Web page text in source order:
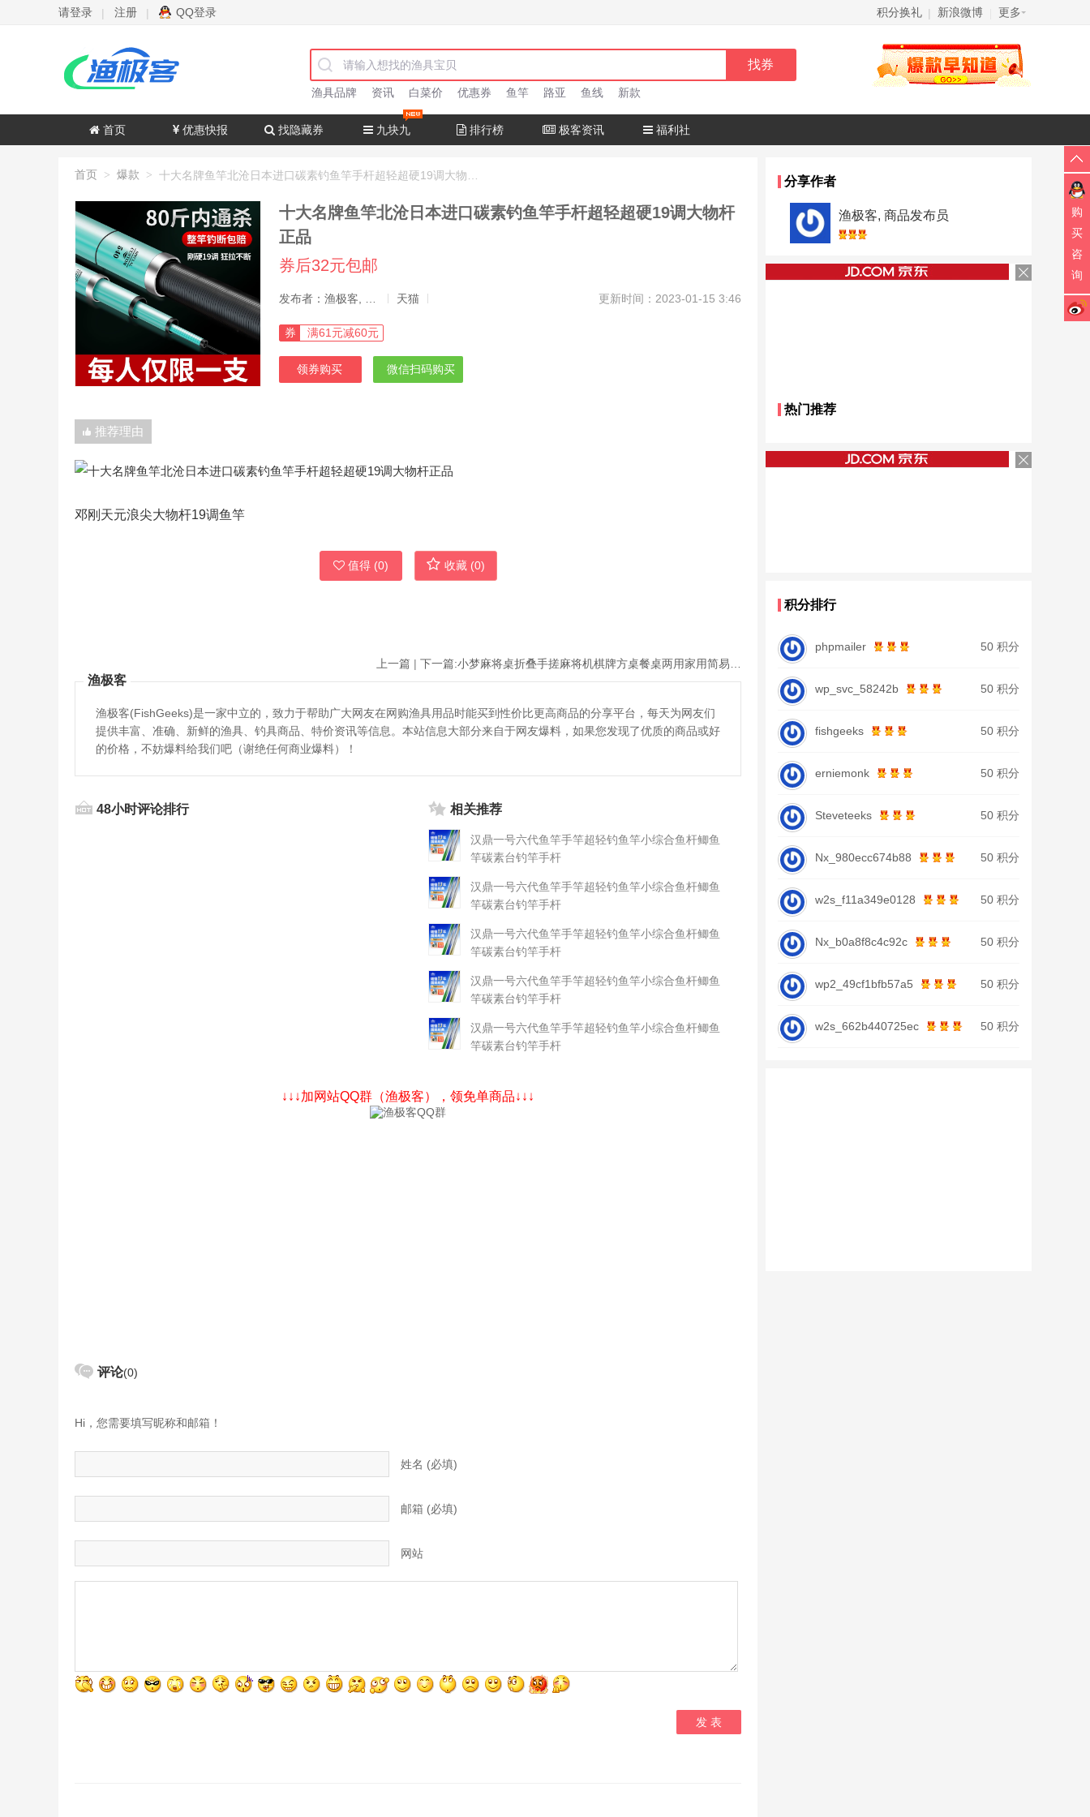
请登录 | 注册 | QQ登录 积分换礼 | 新浪微博 更多
渔具品牌 资讯 白菜价 优惠券 鱼竿 路亚 鱼线 新款
首页 优惠快报 找隐藏券 九块九 排行榜 极客资讯 福利社
首页 > 爆款 >
十大名牌鱼竿北沧日本进口碳素钓鱼竿手杆超轻超硬19调大物杆
正品
券后32元包邮
天猫 更新时间：2023-01-15 3:46
券 满61元减60元
领券购买 微信扫码购买
推荐理由
邓刚天元浪尖大物杆19调鱼竿
值得 (0) 收藏 (0)
上一篇 | 下一篇:
渔极客
渔极客(FishGeeks)是一家中立的，致力于帮助广大网友在网购渔具用品时能买到性价比更高商品的分享平台，每天为网友们
提供丰富、准确、新鲜的渔具、钓具商品、特价资讯等信息。本站信息大部分来自于网友爆料，如果您发现了优质的商品或好
的价格，不妨爆料给我们吧（谢绝任何商业爆料）！
48小时评论排行 相关推荐
汉鼎一号六代鱼竿手竿超轻钓鱼竿小综合鱼杆鲫鱼
竿碳素台钓竿手杆
汉鼎一号六代鱼竿手竿超轻钓鱼竿小综合鱼杆鲫鱼
竿碳素台钓竿手杆
汉鼎一号六代鱼竿手竿超轻钓鱼竿小综合鱼杆鲫鱼
竿碳素台钓竿手杆
汉鼎一号六代鱼竿手竿超轻钓鱼竿小综合鱼杆鲫鱼
竿碳素台钓竿手杆
汉鼎一号六代鱼竿手竿超轻钓鱼竿小综合鱼杆鲫鱼
竿碳素台钓竿手杆
↓↓↓加网站QQ群（渔极客），领免单商品↓↓↓
评论(0)
Hi，您需要填写昵称和邮箱！
姓名 (必填)
邮箱 (必填)
网站
分享作者
渔极客, 商品发布员
热门推荐
积分排行
phpmailer 50 积分
wp_svc_58242b 50 积分
fishgeeks 50 积分
erniemonk 50 积分
Steveteeks 50 积分
Nx_980ecc674b88 50 积分
w2s_f11a349e0128 50 积分
Nx_b0a8f8c4c92c 50 积分
wp2_49cf1bfb57a5 50 积分
w2s_662b440725ec 50 积分
购
买
咨
询